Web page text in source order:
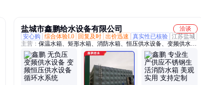
盐城市鑫鹏给水设备有限公司
洽谈
安心购
综合体验L0 回复及时 出价迅速 真实性已核验 江苏盐城
主营： 保温水箱、矩形水箱、消防水箱、恒压供水设备、变频供水设
备、不锈钢消防、不锈钢水箱、增压稳压设备